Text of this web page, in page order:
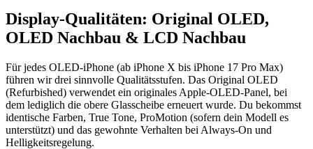
Display-Qualitäten: Original OLED,
OLED Nachbau & LCD Nachbau
Für jedes OLED-iPhone (ab iPhone X bis iPhone 17 Pro Max)
führen wir drei sinnvolle Qualitätsstufen. Das Original OLED
(Refurbished) verwendet ein originales Apple-OLED-Panel, bei
dem lediglich die obere Glasscheibe erneuert wurde. Du bekommst
identische Farben, True Tone, ProMotion (sofern dein Modell es
unterstützt) und das gewohnte Verhalten bei Always-On und
Helligkeitsregelung.